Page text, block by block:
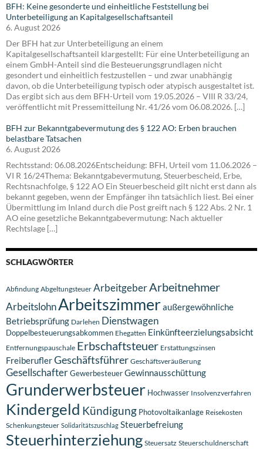
BFH: Keine gesonderte und einheitliche Feststellung bei
Unterbeteiligung an Kapitalgesellschaftsanteil
6. August 2026
Der BFH hat zur Unterbeteiligung an einem
Kapitalgesellschaftsanteil klargestellt: Für eine Unterbeteiligung an
einem GmbH-Anteil sind die Besteuerungsgrundlagen nicht
gesondert und einheitlich festzustellen – und zwar unabhängig
davon, ob die Unterbeteiligung typisch oder atypisch ausgestaltet ist.
Das ergibt sich aus dem BFH-Urteil vom 19.05.2026 – VIII R 33/24,
veröffentlicht mit Pressemitteilung Nr. 41/26 vom 06.08.2026. […]
BFH zur Bekanntgabevermutung des § 122 AO: Erben brauchen
belastbare Tatsachen
6. August 2026
Rechtsstand: 06.08.2026Entscheidung: BFH, Urteil vom 11.06.2026 –
VI R 16/24Thema: Bekanntgabevermutung, Steuerbescheid, Erbe,
Rechtsnachfolge, § 122 AO Ein Steuerbescheid gilt nicht erst dann als
bekannt gegeben, wenn der Empfänger ihn tatsächlich liest. Bei einer
Übermittlung im Inland durch die Post greift nach § 122 Abs. 2 Nr. 1
AO eine gesetzliche Bekanntgabevermutung: Nach aktueller
Rechtslage […]
SCHLAGWÖRTER
Abfindung Abgeltungsteuer ArbeitgeberArbeitnehmer
ArbeitslohnArbeitszimmeraußergewöhnliche
Betriebsprüfung Darlehen Dienstwagen
Doppelbesteuerungsabkommen Ehegatten Einkünfteerzielungsabsicht
Entfernungspauschale Erbschaftsteuer Erstattungszinsen
FreiberuflerGeschäftsführer Geschäftsveräußerung
GesellschafterGewerbesteuerGewinnausschüttung
Grunderwerbsteuer Hochwasser Insolvenzverfahren
Kindergeld Kündigung Photovoltaikanlage Reisekosten
Schenkungsteuer Solidaritätszuschlag Steuerbefreiung
Steuerhinterziehung Steuersatz Steuerschuldnerschaft